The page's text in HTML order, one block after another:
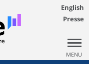
English
Presse
MENU